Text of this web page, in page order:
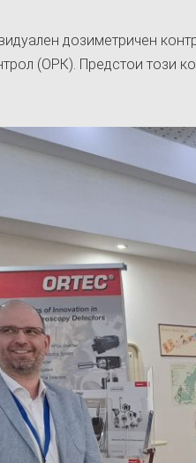
дозиметричен
(ОРК). Предстои този